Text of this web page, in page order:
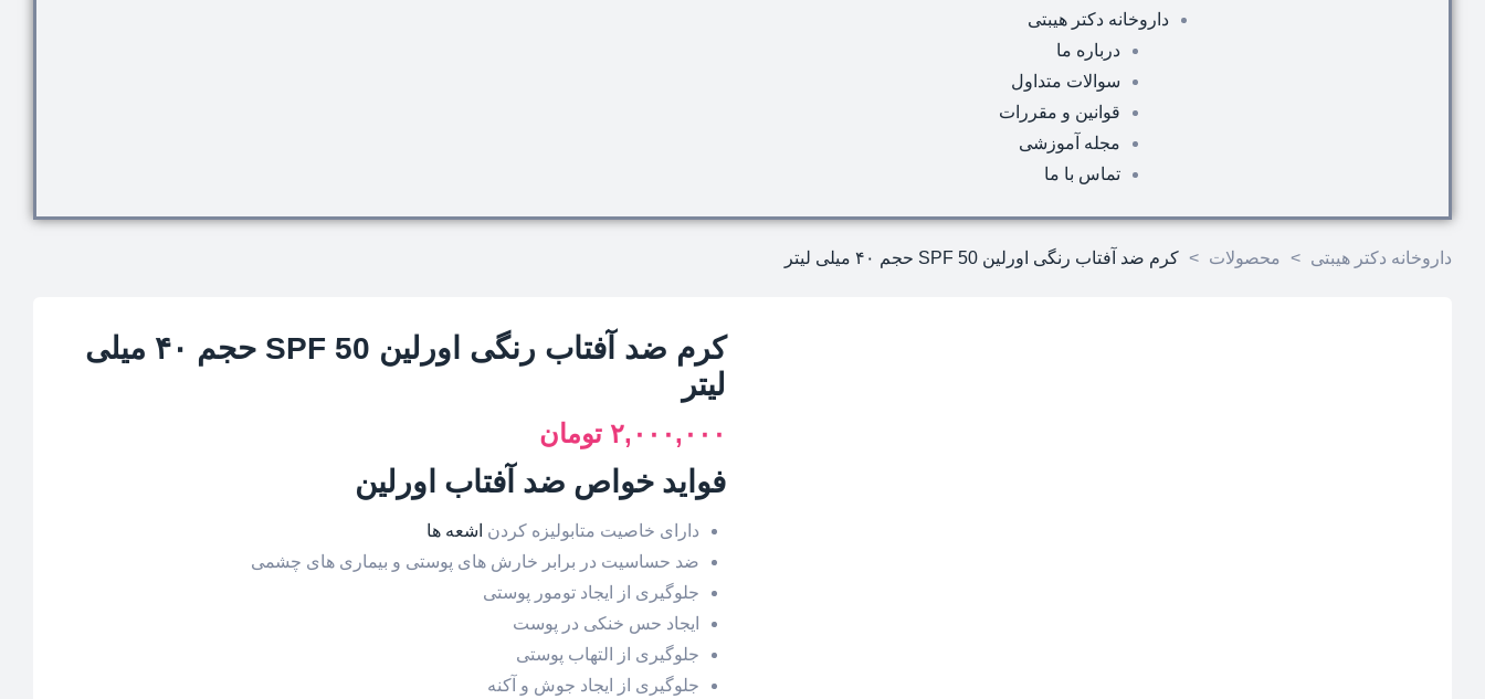
داروخانه دکتر هیبتی
درباره ما
سوالات متداول
قوانین و مقررات
مجله آموزشی
تماس با ما
داروخانه دکتر هیبتی > محصولات > کرم ضد آفتاب رنگی اورلین SPF 50 حجم ۴۰ میلی لیتر
کرم ضد آفتاب رنگی اورلین SPF 50 حجم ۴۰ میلی
لیتر
۲,۰۰۰,۰۰۰ تومان
فواید خواص ضد آفتاب اورلین
دارای خاصیت متابولیزه کردن اشعه ها
ضد حساسیت در برابر خارش های پوستی و بیماری های چشمی
جلوگیری از ایجاد تومور پوستی
ایجاد حس خنکی در پوست
جلوگیری از التهاب پوستی
جلوگیری از ایجاد جوش و آکنه